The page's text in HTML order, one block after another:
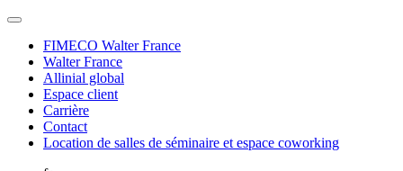
FIMECO Walter France
Walter France
Allinial global
Espace client
Carrière
Contact
Location de salles de séminaire et espace coworking